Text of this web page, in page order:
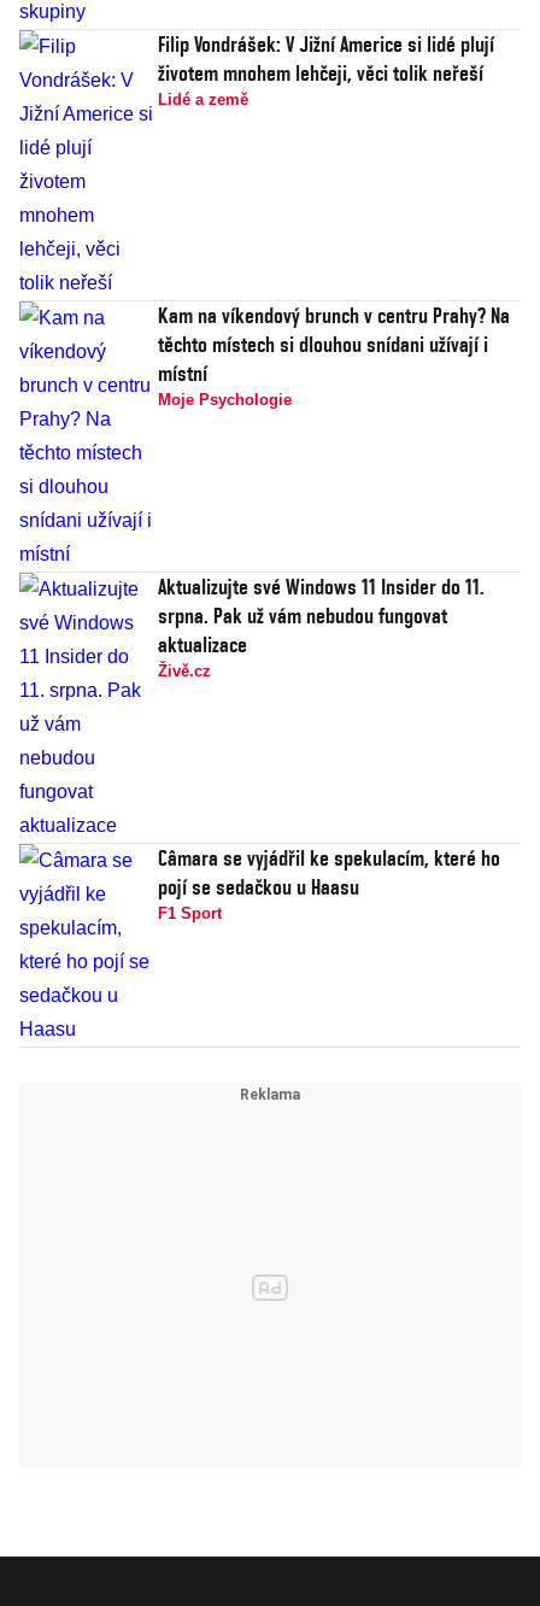
Filip Vondrášek: V Jižní Americe si lidé plují
životem mnohem lehčeji, věci tolik neřeší
Lidé a země
Kam na víkendový brunch v centru Prahy? Na
těchto místech si dlouhou snídani užívají i
místní
Moje Psychologie
Aktualizujte své Windows 11 Insider do 11.
srpna. Pak už vám nebudou fungovat
aktualizace
Živě.cz
Câmara se vyjádřil ke spekulacím, které ho
pojí se sedačkou u Haasu
F1 Sport